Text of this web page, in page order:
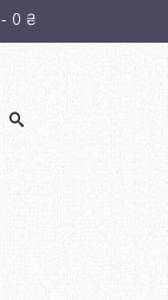
- 0 ₴